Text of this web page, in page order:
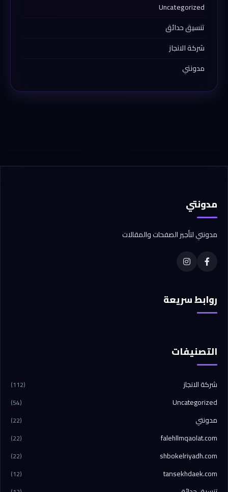
Uncategorized
تنسيق حدائق
شركة الانجاز
مدونتي
مدونتي
مدونتي لتأجير الصفحات والمقالات
روابط سريعة
التصنيفات
شركة الانجاز (112)
Uncategorized
(54)
مدونتي (22)
falehllmqaolat.com
(22)
shbokelriyadh.com
(22)
tansekhdaek.com
(12)